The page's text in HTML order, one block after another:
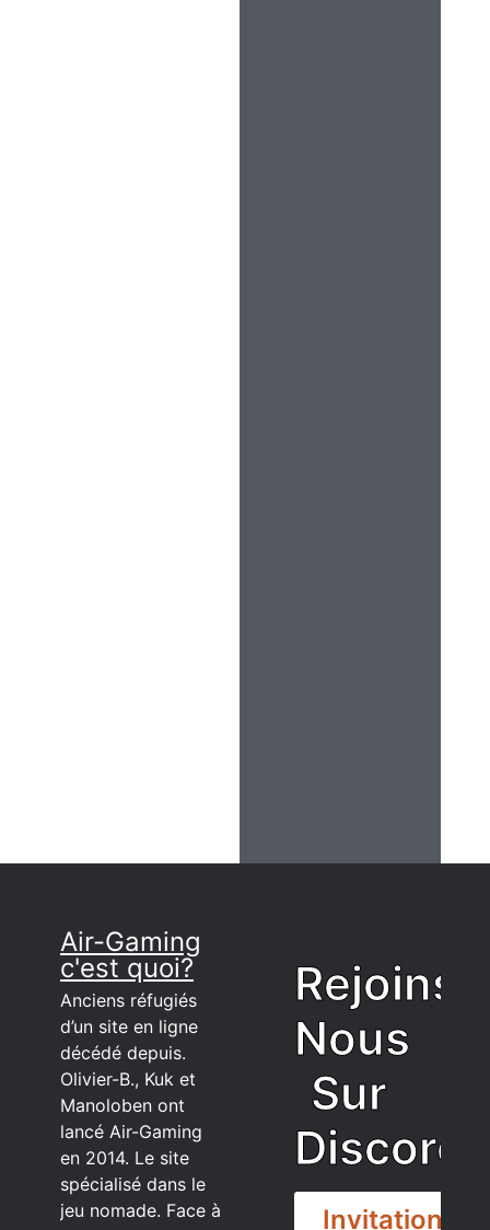
Air-Gaming
c'est quoi?
Anciens réfugiés
d’un site en ligne
décédé depuis.
Olivier-B., Kuk et
Manoloben ont
lancé Air-Gaming
en 2014. Le site
spécialisé dans le
jeu nomade. Face à
Rejoins
Nous
Sur
Discord
Invitation